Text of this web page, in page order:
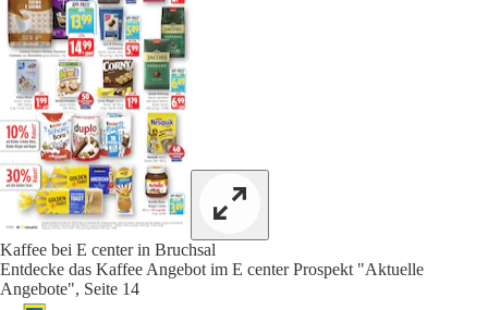
Kaffee bei E center in Bruchsal
Entdecke das Kaffee Angebot im E center Prospekt "Aktuelle
Angebote", Seite 14